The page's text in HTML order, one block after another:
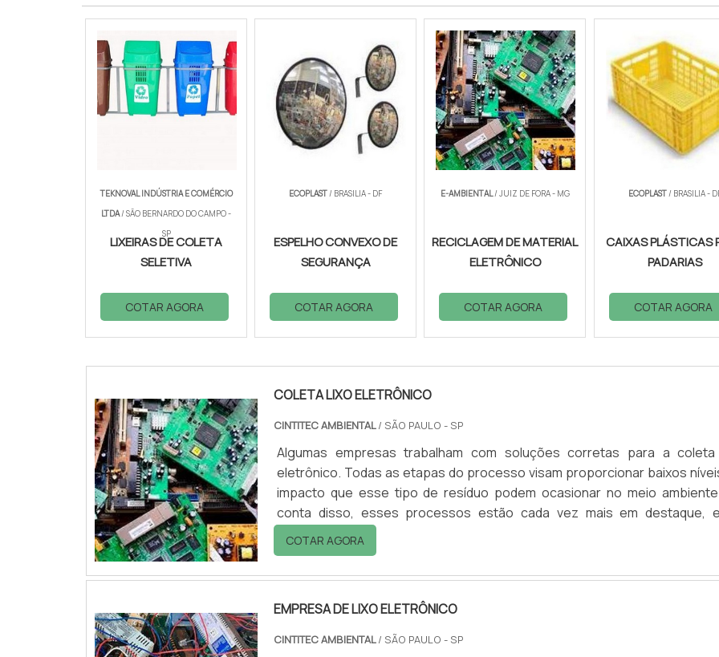
TEKNOVAL INDÚSTRIA E COMÉRCIO
LTDA/ SÃO BERNARDO DO CAMPO -
SP
LIXEIRAS DE COLETA
SELETIVA
COTAR AGORA
ECOPLAST / BRASILIA - DF
ESPELHO CONVEXO DE
SEGURANÇA
COTAR AGORA
E-AMBIENTAL/ JUIZ DE FORA - MG
RECICLAGEM DE MATERIAL
ELETRÔNICO
COTAR AGORA
ECOPLAST/ BRASILIA -
CAIXAS PLÁSTICAS
PADARIAS
COTAR AGORA
COLETA LIXO ELETRÔNICO
CINTITEC AMBIENTAL/ SÃO PAULO - SP
Algumas empresas trabalham com soluções corretas para a coleta
eletrônico. Todas as etapas do processo visam proporcionar baixos
impacto que esse tipo de resíduo podem ocasionar no meio
conta disso, esses processos estão cada vez mais em destaque,
melhores empresas não medem esforços para garantir sempre serviços
e com qualidade para todas as etapas do processo. Informações
do processoCo...
COTAR AGORA
EMPRESA DE LIXO ELETRÔNICO
CINTITEC AMBIENTAL/ SÃO PAULO - SP